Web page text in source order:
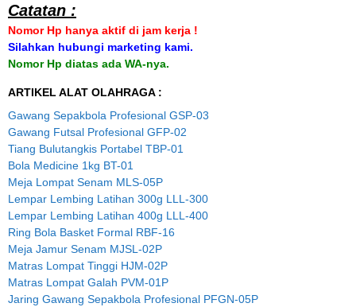
Catatan :
Nomor Hp hanya aktif di jam kerja !
Silahkan hubungi marketing kami.
Nomor Hp diatas ada WA-nya.
ARTIKEL ALAT OLAHRAGA :
Gawang Sepakbola Profesional GSP-03
Gawang Futsal Profesional GFP-02
Tiang Bulutangkis Portabel TBP-01
Bola Medicine 1kg BT-01
Meja Lompat Senam MLS-05P
Lempar Lembing Latihan 300g LLL-300
Lempar Lembing Latihan 400g LLL-400
Ring Bola Basket Formal RBF-16
Meja Jamur Senam MJSL-02P
Matras Lompat Tinggi HJM-02P
Matras Lompat Galah PVM-01P
Jaring Gawang Sepakbola Profesional PFGN-05P